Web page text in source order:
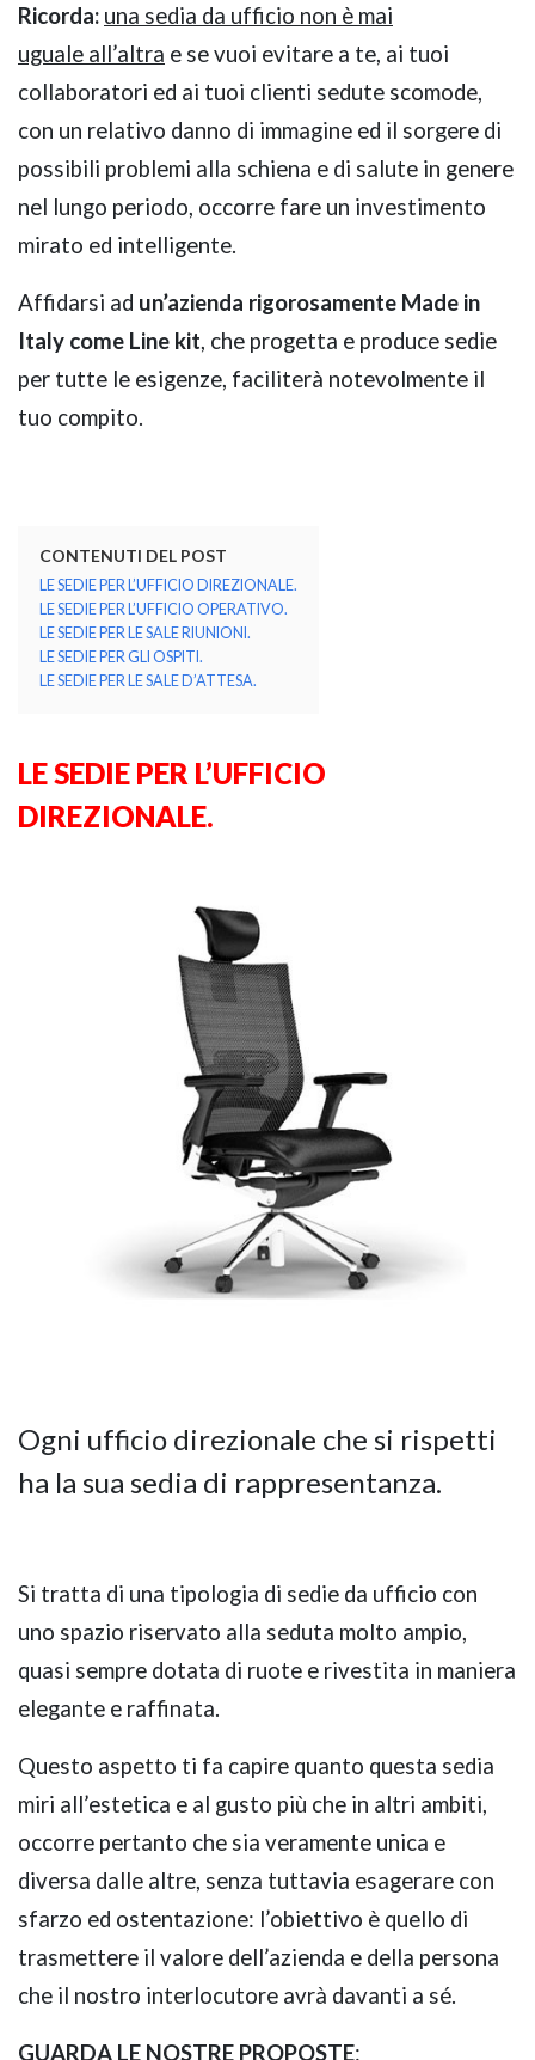
NAPEE –
Ricorda: una sedia da ufficio non è mai
uguale all’altra e se vuoi evitare a te, ai tuoi
collaboratori ed ai tuoi clienti sedute scomode,
con un relativo danno di immagine ed il sorgere di
possibili problemi alla schiena e di salute in genere
nel lungo periodo, occorre fare un investimento
mirato ed intelligente.
Affidarsi ad un’azienda rigorosamente Made in
Italy come Line kit, che progetta e produce sedie
per tutte le esigenze, faciliterà notevolmente il
tuo compito.
CONTENUTI DEL POST
LE SEDIE PER L’UFFICIO DIREZIONALE.
LE SEDIE PER L’UFFICIO OPERATIVO.
LE SEDIE PER LE SALE RIUNIONI.
LE SEDIE PER GLI OSPITI.
LE SEDIE PER LE SALE D’ATTESA.
LE SEDIE PER L’UFFICIO
DIREZIONALE.
Ogni ufficio direzionale che si rispetti
ha la sua sedia di rappresentanza.
Si tratta di una tipologia di sedie da ufficio con
uno spazio riservato alla seduta molto ampio,
quasi sempre dotata di ruote e rivestita in maniera
elegante e raffinata.
Questo aspetto ti fa capire quanto questa sedia
miri all’estetica e al gusto più che in altri ambiti,
occorre pertanto che sia veramente unica e
diversa dalle altre, senza tuttavia esagerare con
sfarzo ed ostentazione: l’obiettivo è quello di
trasmettere il valore dell’azienda e della persona
che il nostro interlocutore avrà davanti a sé.
GUARDA LE NOSTRE PROPOSTE: